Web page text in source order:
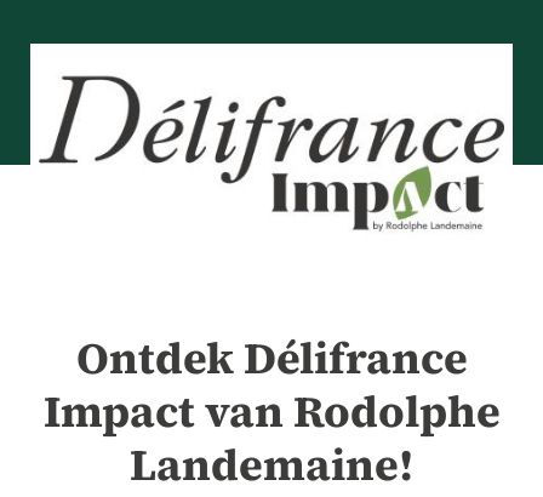
Ontdek Délifrance
Impact van Rodolphe
Landemaine!